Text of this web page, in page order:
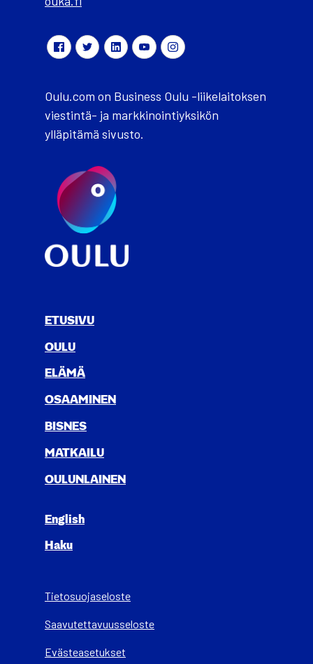
Oulu.com on Business Oulu -liikelaitoksen
viestintä- ja markkinointiyksikön
ylläpitämä sivusto.
ETUSIVU
OULU
ELÄ­MÄ
OSAA­MI­NEN
BIS­NES
MAT­KAI­LU
OULUN­LAI­NEN
English
Haku
Tietosuojaseloste
Saa­vu­tet­ta­vuus­se­los­te
Evästeasetukset